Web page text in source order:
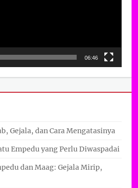
06:46
Gejala, dan Cara Mengatasinya
Empedu yang Perlu Diwaspadai
dan Maag: Gejala Mirip,